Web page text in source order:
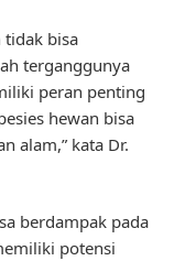
tidak bisa
terganggunya
peran penting
hewan bisa
alam,” kata Dr.
berdampak pada
potensi